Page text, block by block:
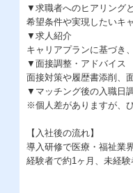
▼求職者へのヒアリング
希望条件や実現したいキ
▼求人紹介
キャリアプランに基づき
▼面接調整・アドバイス
面接対策や履歴書添削、
▼マッチング後の入職日
※個人差がありますが、
【入社後の流れ】
導入研修で医療・福祉業
経験者で約1ヶ月、未経験